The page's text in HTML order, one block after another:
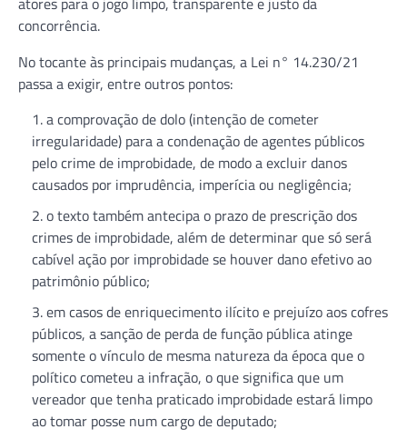
concorrência.
No tocante às principais mudanças, a Lei n° 14.230/21
passa a exigir, entre outros pontos:
a comprovação de dolo (intenção de cometer
irregularidade) para a condenação de agentes públicos
pelo crime de improbidade, de modo a excluir danos
causados por imprudência, imperícia ou negligência;
o texto também antecipa o prazo de prescrição dos
crimes de improbidade, além de determinar que só será
cabível ação por improbidade se houver dano efetivo ao
patrimônio público;
em casos de enriquecimento ilícito e prejuízo aos cofres
públicos, a sanção de perda de função pública atinge
somente o vínculo de mesma natureza da época que o
político cometeu a infração, o que significa que um
vereador que tenha praticado improbidade estará limpo
ao tomar posse num cargo de deputado;